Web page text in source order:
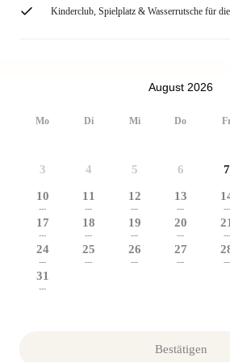
Kinderclub, Spielplatz & Wasserrutsche für
August 2026
Mo Di Mi Do
3 4 5 6 7
10
---
11
---
12
---
13
--- ---
17
---
18
---
19
---
20
---
21
---
24
---
25
---
26
---
27
--- ---
31
---
Bestätigen